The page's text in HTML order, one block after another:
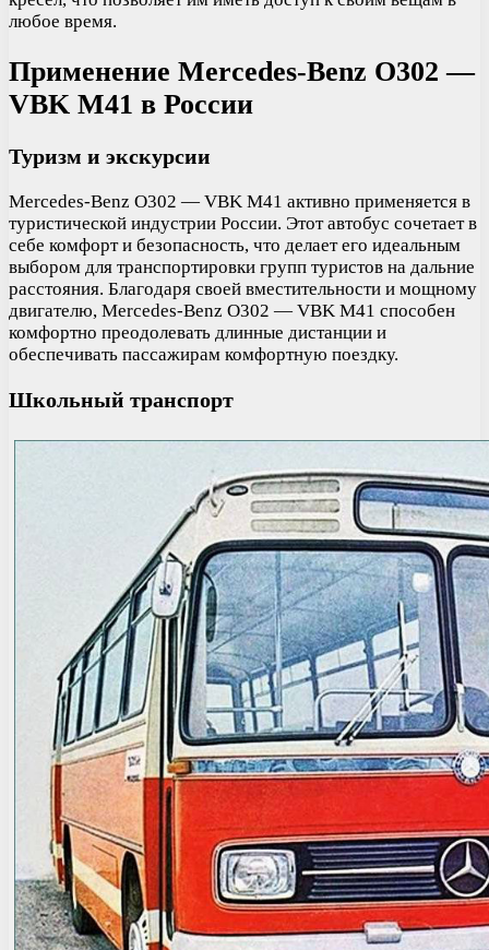
любое время.
Применение Mercedes-Benz O302 —
VBK M41 в России
Туризм и экскурсии
Mercedes-Benz O302 — VBK M41 активно применяется в
туристической индустрии России. Этот автобус сочетает в
себе комфорт и безопасность, что делает его идеальным
выбором для транспортировки групп туристов на дальние
расстояния. Благодаря своей вместительности и мощному
двигателю, Mercedes-Benz O302 — VBK M41 способен
комфортно преодолевать длинные дистанции и
обеспечивать пассажирам комфортную поездку.
Школьный транспорт